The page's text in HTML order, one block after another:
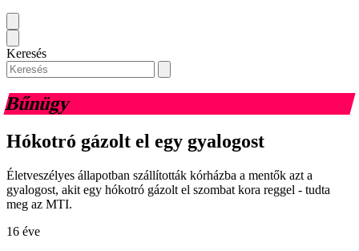
Keresés
Bűnügy
Hókotró gázolt el egy gyalogost
Életveszélyes állapotban szállították kórházba a mentők azt a
gyalogost, akit egy hókotró gázolt el szombat kora reggel - tudta
meg az MTI.
16 éve